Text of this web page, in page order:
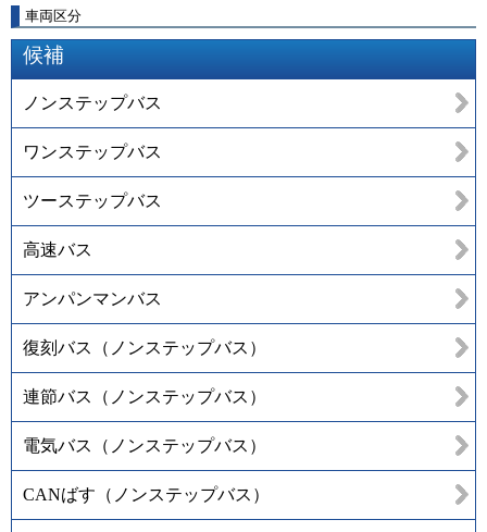
車両区分
候補
ノンステップバス
ワンステップバス
ツーステップバス
高速バス
アンパンマンバス
復刻バス（ノンステップバス）
連節バス（ノンステップバス）
電気バス（ノンステップバス）
CANばす（ノンステップバス）